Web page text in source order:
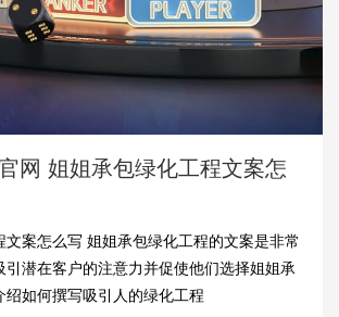
网 姐姐承包绿化工程文案怎
文案怎么写 姐姐承包绿化工程的文案是非常
引潜在客户的注意力并促使他们选择姐姐承
绍如何撰写吸引人的绿化工程